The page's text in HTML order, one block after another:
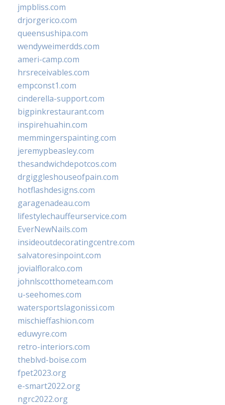
jmpbliss.com
drjorgerico.com
queensushipa.com
wendyweimerdds.com
ameri-camp.com
hrsreceivables.com
empconst1.com
cinderella-support.com
bigpinkrestaurant.com
inspirehuahin.com
memmingerspainting.com
jeremypbeasley.com
thesandwichdepotcos.com
drgiggleshouseofpain.com
hotflashdesigns.com
garagenadeau.com
lifestylechauffeurservice.com
EverNewNails.com
insideoutdecoratingcentre.com
salvatoresinpoint.com
jovialfloralco.com
johnlscotthometeam.com
u-seehomes.com
watersportslagonissi.com
mischieffashion.com
eduwyre.com
retro-interiors.com
theblvd-boise.com
fpet2023.org
e-smart2022.org
ngrc2022.org